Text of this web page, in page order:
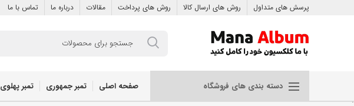
پرسش های متداول روش های ارسال کالا روش های پرداخت مقالات درباره ما تماس با ما
دسته بندی های فروشگاه صفحه اصلی تمبر جمهوری تمبر پهلوی
.